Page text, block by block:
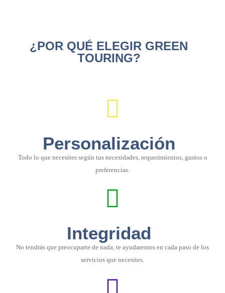
¿POR QUÉ ELEGIR GREEN
TOURING?
Personalización
Todo lo que necesites según tus necesidades, requerimientos, gustos o
preferencias.
Integridad
No tendrás que preocuparte de nada, te ayudaremos en cada paso de los
servicios que necesites.